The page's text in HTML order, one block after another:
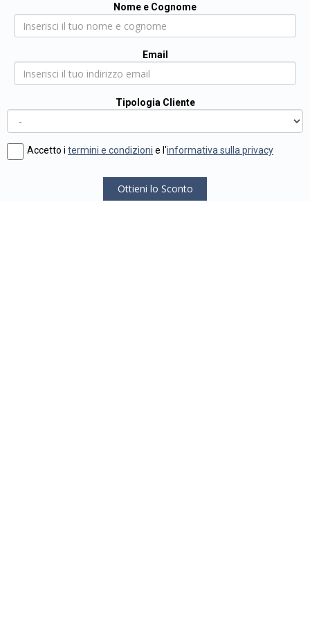
Nome e Cognome
Email
Tipologia Cliente
Accetto i termini e condizioni e l'informativa sulla privacy
Ottieni lo Sconto